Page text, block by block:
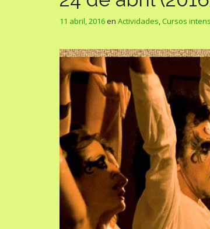
11 abril, 2016en Actividades,Cursos